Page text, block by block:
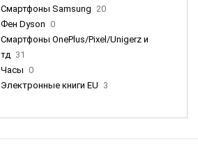
Смартфоны Samsung 20
Фен Dyson 0
Смартфоны OnePlus/Pixel/Unigerz и
тд 31
Часы 0
Электронные книги EU 3